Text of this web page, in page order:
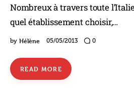
Nombreux à travers toute
quel établissement choisir,…
by Hélène 05/05/2013 0
READ MORE